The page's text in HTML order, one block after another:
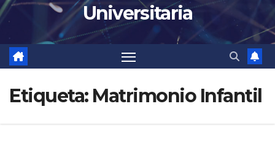
Universitaria
Etiqueta: Matrimonio Infantil